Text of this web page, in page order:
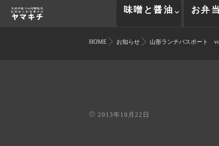
味噌と醤油 お弁
HOME お知らせ 山形ランチパスポート
2013年10月22日